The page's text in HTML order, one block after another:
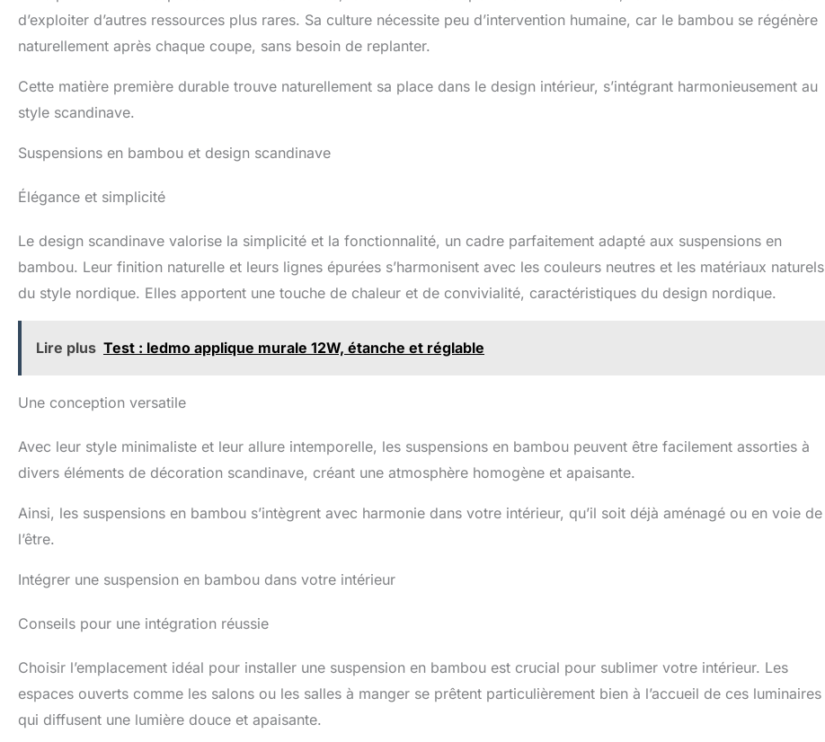
d’exploiter d’autres ressources plus rares. Sa culture nécessite peu d’intervention humaine, car le bambou se régénère
naturellement après chaque coupe, sans besoin de replanter.
Cette matière première durable trouve naturellement sa place dans le design intérieur, s’intégrant harmonieusement au
style scandinave.
Suspensions en bambou et design scandinave
Élégance et simplicité
Le design scandinave valorise la simplicité et la fonctionnalité, un cadre parfaitement adapté aux suspensions en
bambou. Leur finition naturelle et leurs lignes épurées s’harmonisent avec les couleurs neutres et les matériaux naturels
du style nordique. Elles apportent une touche de chaleur et de convivialité, caractéristiques du design nordique.
Lire plus Test : ledmo applique murale 12W, étanche et réglable
Une conception versatile
Avec leur style minimaliste et leur allure intemporelle, les suspensions en bambou peuvent être facilement assorties à
divers éléments de décoration scandinave, créant une atmosphère homogène et apaisante.
Ainsi, les suspensions en bambou s’intègrent avec harmonie dans votre intérieur, qu’il soit déjà aménagé ou en voie de
l’être.
Intégrer une suspension en bambou dans votre intérieur
Conseils pour une intégration réussie
Choisir l’emplacement idéal pour installer une suspension en bambou est crucial pour sublimer votre intérieur. Les
espaces ouverts comme les salons ou les salles à manger se prêtent particulièrement bien à l’accueil de ces luminaires
qui diffusent une lumière douce et apaisante.